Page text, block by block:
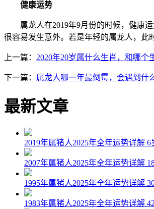
健康运势
属龙人在2019年9月份的时候，健康运
很容易发生意外。若是年轻的属龙人，此
上一篇： 2020年20岁属什么生肖，和哪个
下一篇： 属龙人哪一年最倒霉，会遇到什
最新文章
2019年属猪人2025年全年运势详解
2007年属猪人2025年全年运势详解
1995年属猪人2025年全年运势详解
1983年属猪人2025年全年运势详解